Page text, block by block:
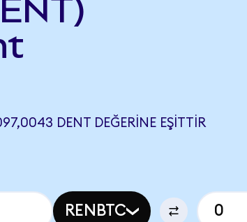
DENT DEĞERINE EŞITTIR
RENBTC